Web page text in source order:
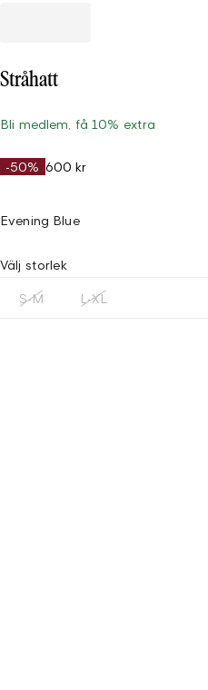
Stråhatt
Bli medlem, få 10% extra
-50% 600 kr
Evening Blue
Välj storlek
S-M L-XL